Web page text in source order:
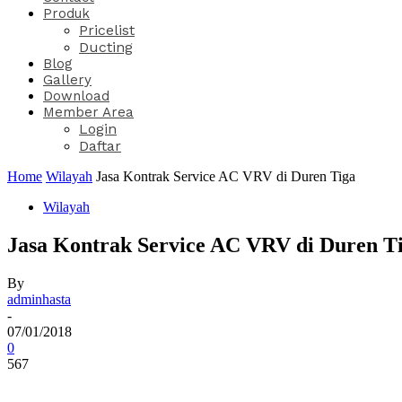
Produk
Pricelist
Ducting
Blog
Gallery
Download
Member Area
Login
Daftar
Home Wilayah Jasa Kontrak Service AC VRV di Duren Tiga
Wilayah
Jasa Kontrak Service AC VRV di Duren
By
adminhasta
-
07/01/2018
0
567